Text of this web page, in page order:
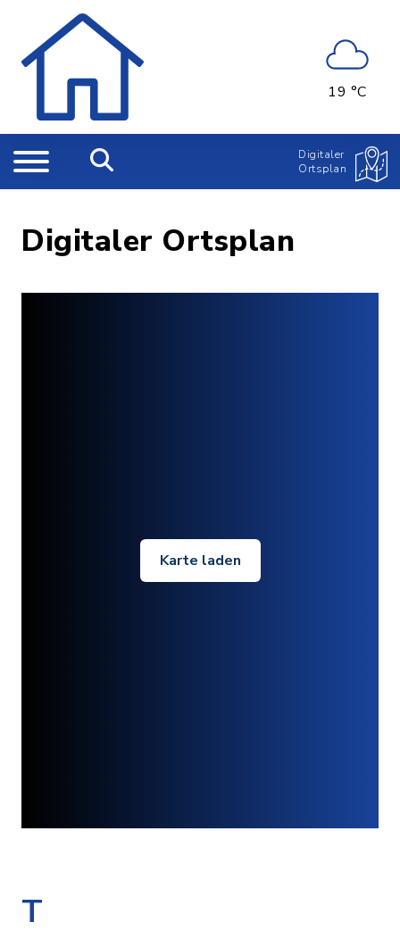
19 °C
Digitaler
Ortsplan
Digitaler Ortsplan
Karte laden
T